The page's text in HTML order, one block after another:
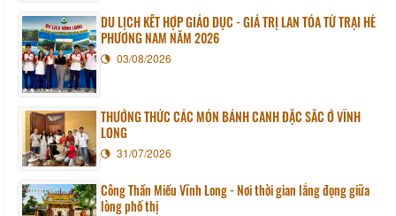
DU LỊCH KẾT HỢP GIÁO DỤC - GIÁ TRỊ LAN TỎA TỪ TRẠI HÈ
PHƯƠNG NAM NĂM 2026
03/08/2026
THƯỞNG THỨC CÁC MÓN BÁNH CANH ĐẶC SẮC Ở VĨNH
LONG
31/07/2026
Công Thần Miếu Vĩnh Long - Nơi thời gian lắng đọng giữa
lòng phố thị